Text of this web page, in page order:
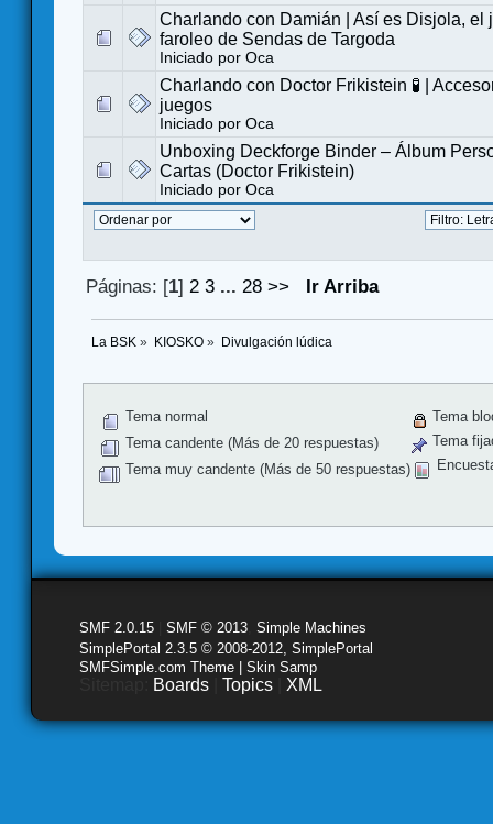
Charlando con Damián | Así es Disjola, el
faroleo de Sendas de Targoda
Iniciado por Oca
Charlando con Doctor Frikistein 🧪 |
juegos
Iniciado por Oca
Unboxing Deckforge Binder – Álbum
Cartas (Doctor Frikistein)
Iniciado por Oca
Páginas: [1] 2 3 ... 28 >> Ir Arriba
La BSK » KIOSKO» Divulgación lúdica
Tema normal
Tema candente (Más de 20 respuestas)
Tema muy candente (Más de 50 respuestas)
Tema
Tema
SMF 2.0.15 SMF © 2013 Simple Machines
SimplePortal 2.3.5 © 2008-2012, SimplePortal
SMFSimple.com Theme | Skin Samp
Boards Topics XML